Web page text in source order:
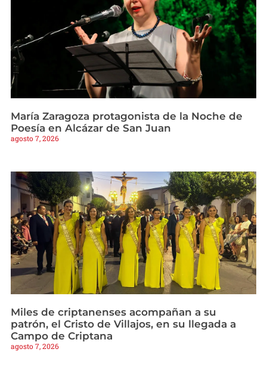
María Zaragoza protagonista de la Noche de
Poesía en Alcázar de San Juan
agosto 7, 2026
Miles de criptanenses acompañan a su
patrón, el Cristo de Villajos, en su llegada a
Campo de Criptana
agosto 7, 2026